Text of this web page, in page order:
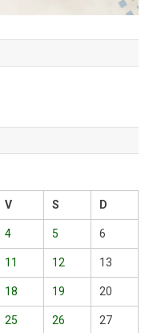
V S D
4 5 6
11 12 13
18 19 20
25 26 27